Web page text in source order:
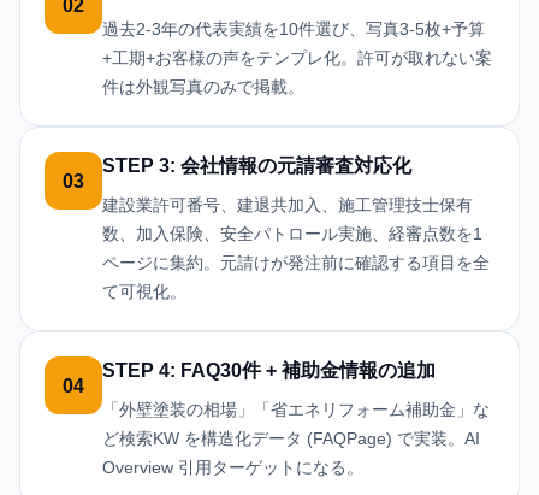
02
過去2-3年の代表実績を10件選び、写真3-5枚+予算
+工期+お客様の声をテンプレ化。許可が取れない案
件は外観写真のみで掲載。
03
STEP 3: 会社情報の元請審査対応化
建設業許可番号、建退共加入、施工管理技士保有
数、加入保険、安全パトロール実施、経審点数を1
ページに集約。元請けが発注前に確認する項目を全
て可視化。
04
STEP 4: FAQ30件 + 補助金情報の追加
「外壁塗装の相場」「省エネリフォーム補助金」な
ど検索KW を構造化データ (FAQPage) で実装。AI
Overview 引用ターゲットになる。